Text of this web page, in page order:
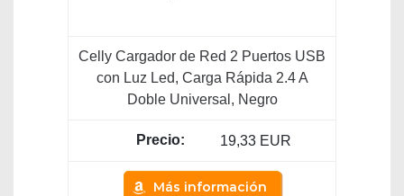
Celly Cargador de Red 2 Puertos USB
con Luz Led, Carga Rápida 2.4 A
Doble Universal, Negro
19,33 EUR
Más información